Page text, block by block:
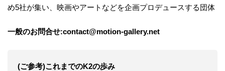
め5社が集い、映画やアートなどを企画プロデュースする団体
一般のお問合せ:contact@motion-gallery.net
(ご参考)これまでのK2の歩み